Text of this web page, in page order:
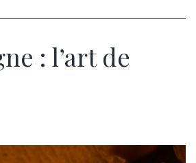
: l’art de